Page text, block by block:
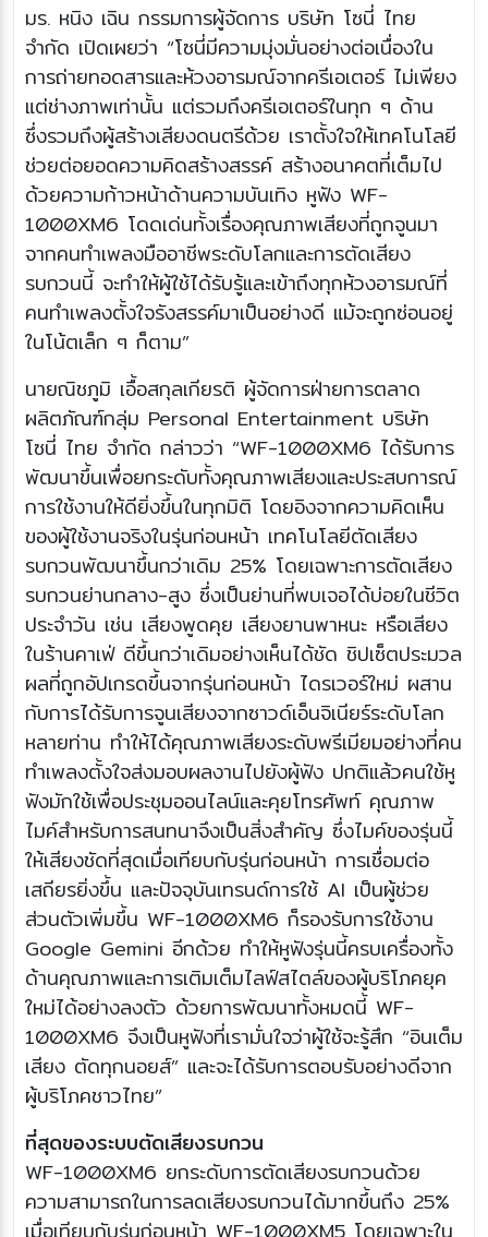
มร. หนิง เฉิน กรรมการผู้จัดการ บริษัท โซนี่ ไทย
จำกัด เปิดเผยว่า “โซนี่มีความมุ่งมั่นอย่างต่อเนื่องใน
การถ่ายทอดสารและห้วงอารมณ์จากครีเอเตอร์ ไม่เพียง
แต่ช่างภาพเท่านั้น แต่รวมถึงครีเอเตอร์ในทุก ๆ ด้าน
ซึ่งรวมถึงผู้สร้างเสียงดนตรีด้วย เราตั้งใจให้เทคโนโลยี
ช่วยต่อยอดความคิดสร้างสรรค์ สร้างอนาคตที่เต็มไป
ด้วยความก้าวหน้าด้านความบันเทิง หูฟัง WF-
1000XM6 โดดเด่นทั้งเรื่องคุณภาพเสียงที่ถูกจูนมา
จากคนทำเพลงมืออาชีพระดับโลกและการตัดเสียง
รบกวนนี้ จะทำให้ผู้ใช้ได้รับรู้และเข้าถึงทุกห้วงอารมณ์ที่
คนทำเพลงตั้งใจรังสรรค์มาเป็นอย่างดี แม้จะถูกซ่อนอยู่
ในโน้ตเล็ก ๆ ก็ตาม”
นายณิชภูมิ เอื้อสกุลเกียรติ ผู้จัดการฝ่ายการตลาด
ผลิตภัณฑ์กลุ่ม Personal Entertainment บริษัท
โซนี่ ไทย จำกัด กล่าวว่า “WF-1000XM6 ได้รับการ
พัฒนาขึ้นเพื่อยกระดับทั้งคุณภาพเสียงและประสบการณ์
การใช้งานให้ดียิ่งขึ้นในทุกมิติ โดยอิงจากความคิดเห็น
ของผู้ใช้งานจริงในรุ่นก่อนหน้า เทคโนโลยีตัดเสียง
รบกวนพัฒนาขึ้นกว่าเดิม 25% โดยเฉพาะการตัดเสียง
รบกวนย่านกลาง-สูง ซึ่งเป็นย่านที่พบเจอได้บ่อยในชีวิต
ประจำวัน เช่น เสียงพูดคุย เสียงยานพาหนะ หรือเสียง
ในร้านคาเฟ่ ดีขึ้นกว่าเดิมอย่างเห็นได้ชัด ชิปเซ็ตประมวล
ผลที่ถูกอัปเกรดขึ้นจากรุ่นก่อนหน้า ไดรเวอร์ใหม่ ผสาน
กับการได้รับการจูนเสียงจากซาวด์เอ็นจิเนียร์ระดับโลก
หลายท่าน ทำให้ได้คุณภาพเสียงระดับพรีเมียมอย่างที่คน
ทำเพลงตั้งใจส่งมอบผลงานไปยังผู้ฟัง ปกติแล้วคนใช้หู
ฟังมักใช้เพื่อประชุมออนไลน์และคุยโทรศัพท์ คุณภาพ
ไมค์สำหรับการสนทนาจึงเป็นสิ่งสำคัญ ซึ่งไมค์ของรุ่นนี้
ให้เสียงชัดที่สุดเมื่อเทียบกับรุ่นก่อนหน้า การเชื่อมต่อ
เสถียรยิ่งขึ้น และปัจจุบันเทรนด์การใช้ AI เป็นผู้ช่วย
ส่วนตัวเพิ่มขึ้น WF-1000XM6 ก็รองรับการใช้งาน
Google Gemini อีกด้วย ทำให้หูฟังรุ่นนี้ครบเครื่องทั้ง
ด้านคุณภาพและการเติมเต็มไลฟ์สไตล์ของผู้บริโภคยุค
ใหม่ได้อย่างลงตัว ด้วยการพัฒนาทั้งหมดนี้ WF-
1000XM6 จึงเป็นหูฟังที่เรามั่นใจว่าผู้ใช้จะรู้สึก “อินเต็ม
เสียง ตัดทุกนอยส์” และจะได้รับการตอบรับอย่างดีจาก
ผู้บริโภคชาวไทย”
ที่สุดของระบบตัดเสียงรบกวน
WF-1000XM6 ยกระดับการตัดเสียงรบกวนด้วย
ความสามารถในการลดเสียงรบกวนได้มากขึ้นถึง 25%